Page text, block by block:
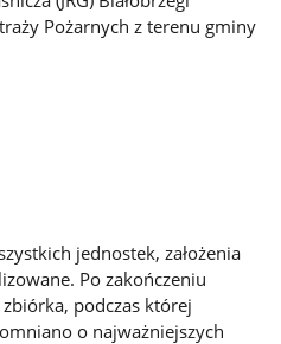
Pożarnych z terenu gminy
jednostek, założenia
Po zakończeniu
zbiórka, podczas której
o najważniejszych